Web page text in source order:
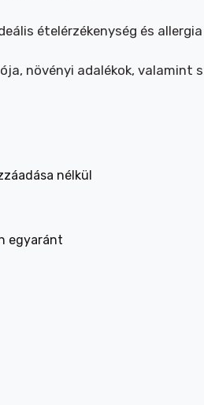
ételérzékenység és
növényi adalékok, valamint
nélkül
egyaránt